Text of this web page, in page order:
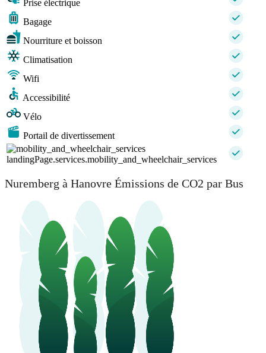
Prise électrique
Bagage
Nourriture et boisson
Climatisation
Wifi
Accessibilité
Vélo
Portail de divertissement
landingPage.services.mobility_and_wheelchair_services
Nuremberg à Hanovre Émissions de CO2 par Bus